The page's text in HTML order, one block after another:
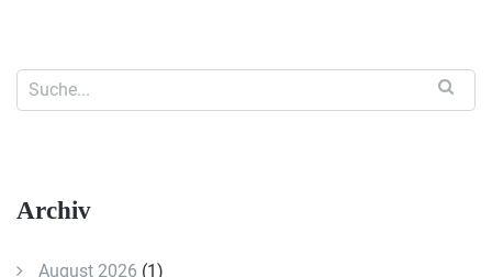
Archiv
August 2026 (1)